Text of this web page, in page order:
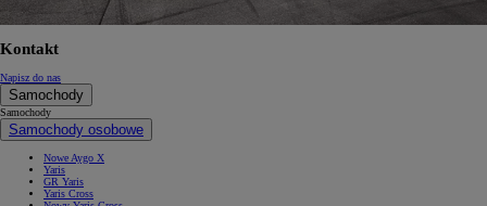
Kontakt
Napisz do nas
Samochody
Samochody
Samochody osobowe
Nowe Aygo X
Yaris
GR Yaris
Yaris Cross